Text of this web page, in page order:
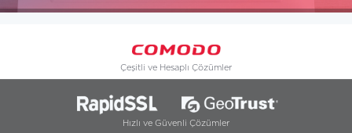
Çeşitli ve Hesaplı Çözümler
Hızlı ve Güvenli Çözümler